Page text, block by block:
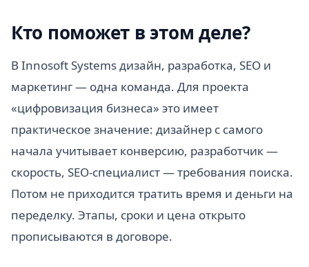
Кто поможет в этом деле?
В Innosoft Systems дизайн, разработка, SEO и
маркетинг — одна команда. Для проекта
«цифровизация бизнеса» это имеет
практическое значение: дизайнер с самого
начала учитывает конверсию, разработчик —
скорость, SEO-специалист — требования поиска.
Потом не приходится тратить время и деньги на
переделку. Этапы, сроки и цена открыто
прописываются в договоре.